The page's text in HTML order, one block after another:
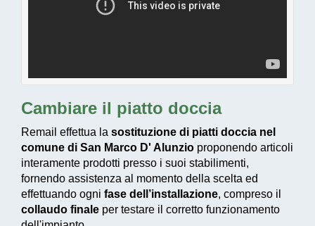
Cambiare il piatto doccia
Remail effettua la sostituzione di piatti doccia nel
comune di San Marco D' Alunzio proponendo articoli
interamente prodotti presso i suoi stabilimenti,
fornendo assistenza al momento della scelta ed
effettuando ogni fase dell’installazione, compreso il
collaudo finale per testare il corretto funzionamento